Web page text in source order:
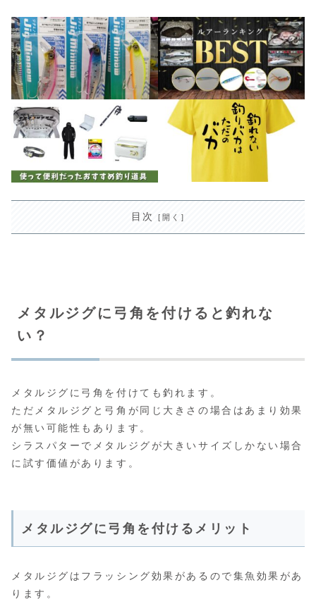
目次
メタルジグに弓角を付けると釣れな
い？
メタルジグに弓角を付けても釣れます。
ただメタルジグと弓角が同じ大きさの場合はあまり効果
が無い可能性もあります。
シラスパターでメタルジグが大きいサイズしかない場合
に試す価値があります。
メタルジグに弓角を付けるメリット
メタルジグはフラッシング効果があるので集魚効果があ
ります。